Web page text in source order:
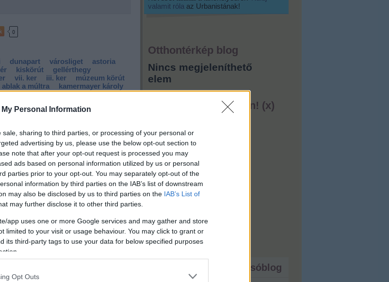
Personal Information
sale, sharing to third parties, or processing of your personal or
advertising by us, please use the below opt-out section to
note that after your opt-out request is processed you may
ads based on personal information utilized by us or personal
parties prior to your opt-out. You may separately opt-out of the
information by third parties on the IAB’s list of downstream
may also be disclosed by us to third parties on the IAB’s List of
may further disclose it to other third parties.
app uses one or more Google services and may gather and store
limited to your visit or usage behaviour. You may click to grant or
its third-party tags to use your data for below specified purposes
Opt Outs
0
dunapart városliget
astoria
kiskörút
gellérthegy
vii. ker iii. ker
múzeum körút
ablak a múltra
kamermayer károly
valamit róla az Urbanistának!
Otthontérkép blog
Nincs megjeleníthető
elem
Hirdess lakást ingyen! (x)
Futurista - ezt írja a tesóblog